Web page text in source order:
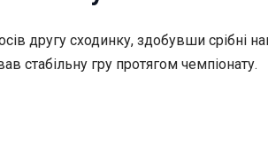
другу сходинку, здобувши срібні
стабільну гру протягом чемпіонату.